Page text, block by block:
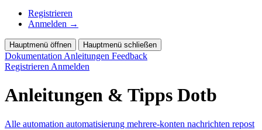
Registrieren
Anmelden →
Hauptmenü öffnen Hauptmenü schließen
Dokumentation Anleitungen Feedback
Registrieren Anmelden
Anleitungen & Tipps Dotb
Alle automation automatisierung mehrere-konten nachrichten repost